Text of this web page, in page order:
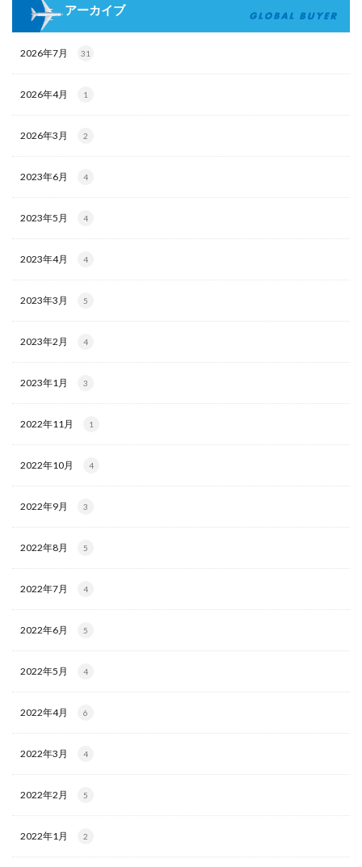
アーカイブ
2026年7月 31
2026年4月 1
2026年3月 2
2023年6月 4
2023年5月 4
2023年4月 4
2023年3月 5
2023年2月 4
2023年1月 3
2022年11月 1
2022年10月 4
2022年9月 3
2022年8月 5
2022年7月 4
2022年6月 5
2022年5月 4
2022年4月 6
2022年3月 4
2022年2月 5
2022年1月 2